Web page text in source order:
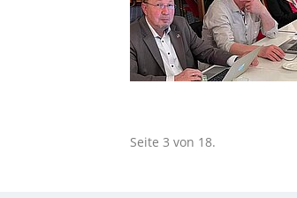
Seite 3 von 18.